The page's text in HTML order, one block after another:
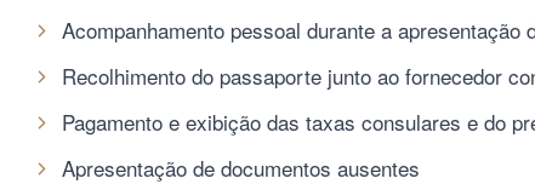
Acompanhamento pessoal durante a apresentação
Recolhimento do passaporte junto ao fornecedor
Pagamento e exibição das taxas consulares e do
Apresentação de documentos ausentes